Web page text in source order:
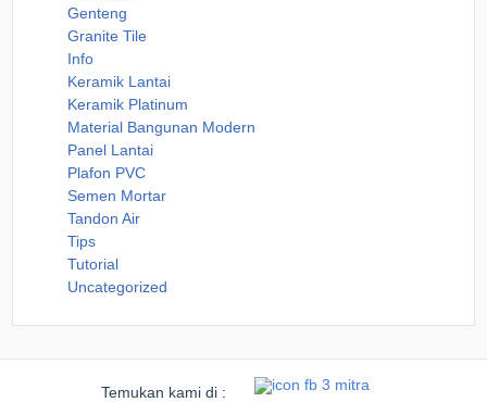
Genteng
Granite Tile
Info
Keramik Lantai
Keramik Platinum
Material Bangunan Modern
Panel Lantai
Plafon PVC
Semen Mortar
Tandon Air
Tips
Tutorial
Uncategorized
Temukan kami di :